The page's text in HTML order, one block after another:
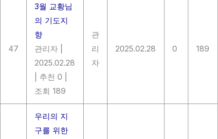
47
3월 교황님
의 기도지
향
관리자
2025.02.28
추천 0
조회 189
관
리
자
2025.02.28 0 189
우리의 지
구를 위한